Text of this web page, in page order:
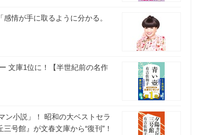
情が手に取るように分かる。
文庫1位に！【半世紀前の名作
ン小説」！ 昭和の大ベストセラ
号館』が文春文庫から“復刊”！